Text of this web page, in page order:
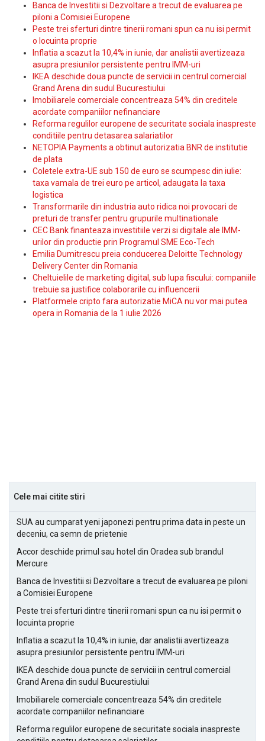
Banca de Investitii si Dezvoltare a trecut de evaluarea pe
piloni a Comisiei Europene
Peste trei sferturi dintre tinerii romani spun ca nu isi permit
o locuinta proprie
Inflatia a scazut la 10,4% in iunie, dar analistii avertizeaza
asupra presiunilor persistente pentru IMM-uri
IKEA deschide doua puncte de servicii in centrul comercial
Grand Arena din sudul Bucurestiului
Imobiliarele comerciale concentreaza 54% din creditele
acordate companiilor nefinanciare
Reforma regulilor europene de securitate sociala inaspreste
conditiile pentru detasarea salariatilor
NETOPIA Payments a obtinut autorizatia BNR de institutie
de plata
Coletele extra-UE sub 150 de euro se scumpesc din iulie:
taxa vamala de trei euro pe articol, adaugata la taxa
logistica
Transformarile din industria auto ridica noi provocari de
preturi de transfer pentru grupurile multinationale
CEC Bank finanteaza investitiile verzi si digitale ale IMM-
urilor din productie prin Programul SME Eco-Tech
Emilia Dumitrescu preia conducerea Deloitte Technology
Delivery Center din Romania
Cheltuielile de marketing digital, sub lupa fiscului: companiile
trebuie sa justifice colaborarile cu influencerii
Platformele cripto fara autorizatie MiCA nu vor mai putea
opera in Romania de la 1 iulie 2026
Cele mai citite stiri
SUA au cumparat yeni japonezi pentru prima data in peste un
deceniu, ca semn de prietenie
Accor deschide primul sau hotel din Oradea sub brandul
Mercure
Banca de Investitii si Dezvoltare a trecut de evaluarea pe piloni
a Comisiei Europene
Peste trei sferturi dintre tinerii romani spun ca nu isi permit o
locuinta proprie
Inflatia a scazut la 10,4% in iunie, dar analistii avertizeaza
asupra presiunilor persistente pentru IMM-uri
IKEA deschide doua puncte de servicii in centrul comercial
Grand Arena din sudul Bucurestiului
Imobiliarele comerciale concentreaza 54% din creditele
acordate companiilor nefinanciare
Reforma regulilor europene de securitate sociala inaspreste